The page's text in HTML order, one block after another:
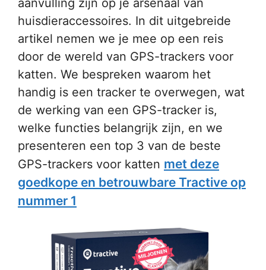
aanvulling zijn op je arsenaal van
huisdieraccessoires. In dit uitgebreide
artikel nemen we je mee op een reis
door de wereld van GPS-trackers voor
katten. We bespreken waarom het
handig is een tracker te overwegen, wat
de werking van een GPS-tracker is,
welke functies belangrijk zijn, en we
presenteren een top 3 van de beste
GPS-trackers voor katten met deze
goedkope en betrouwbare Tractive op
nummer 1